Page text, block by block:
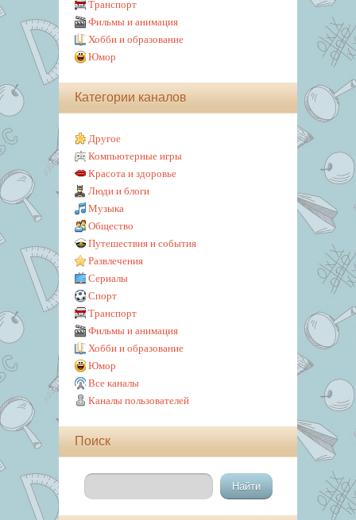
Транспорт
Фильмы и анимация
Хобби и образование
Юмор
Категории каналов
Другое
Компьютерные игры
Красота и здоровье
Люди и блоги
Музыка
Общество
Путешествия и события
Развлечения
Сериалы
Спорт
Транспорт
Фильмы и анимация
Хобби и образование
Юмор
Все каналы
Каналы пользователей
Поиск